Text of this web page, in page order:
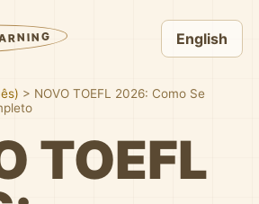
English
> NOVO TOEFL 2026: Como Se
TOEFL